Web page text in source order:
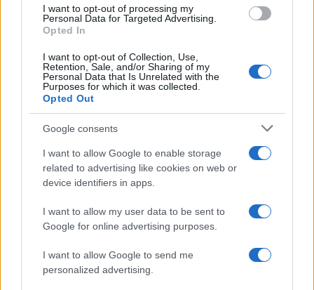
I want to opt-out of processing my
Personal Data for Targeted Advertising.
Opted In
I want to opt-out of Collection, Use,
Retention, Sale, and/or Sharing of my
Personal Data that Is Unrelated with the
Purposes for which it was collected.
Opted Out
Google consents
I want to allow Google to enable storage
related to advertising like cookies on web or
device identifiers in apps.
I want to allow my user data to be sent to
Google for online advertising purposes.
I want to allow Google to send me
personalized advertising.
Sebbene l’Alfa Romeo Tonale sia la prima auto a
venire con la propria NFT, questo non è il primo
marchio automobilistico a entrare nell’arena dei
non fungibili.
NFT e Auto
Le case automobilistiche stanno entrando sempre
più nello spazio NFT, che dovrebbe crescere fino a
coniando token digitali collezionabili unici che a
volte vengono forniti in bundle con gli acquisti di